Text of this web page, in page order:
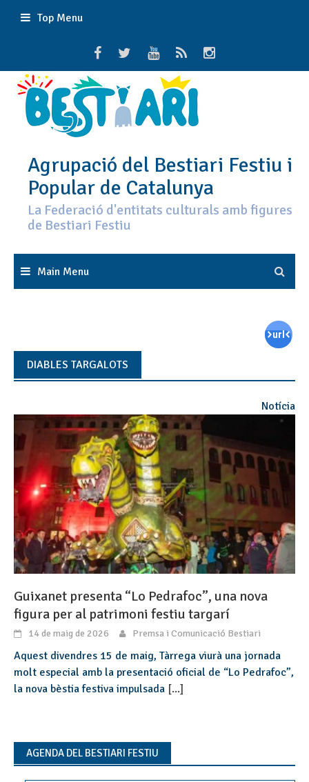
Top Menu
Agrupació del Bestiari Festiu i
Popular de Catalunya
La Federació d'entitats culturals amb figures
de Bestiari Festiu
Main Menu
DIABLES TARGALOTS
Notícia
Guixanet presenta “Lo Pedrafoc”, una nova
figura per al patrimoni festiu targarí
14 de maig de 2026 Premsa i Comunicació Bestiari
Aquest divendres 15 de maig, Tàrrega viurà una jornada
molt especial amb la presentació oficial de “Lo Pedrafoc”,
la nova bèstia festiva impulsada [...]
AGENDA DEL BESTIARI FESTIU